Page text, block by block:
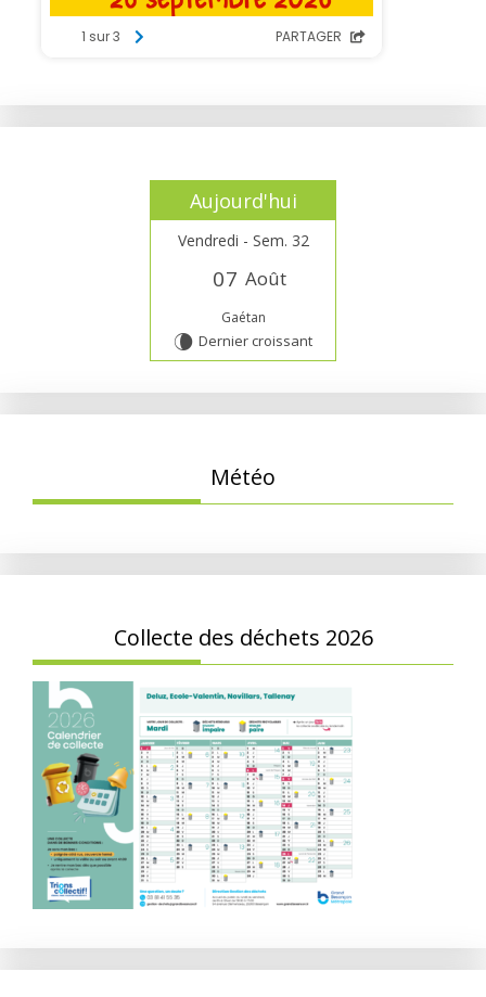
Aujourd'hui
Vendredi - Sem. 32
07 Août
Gaétan
V Dernier croissant
Météo
Collecte des déchets 2026